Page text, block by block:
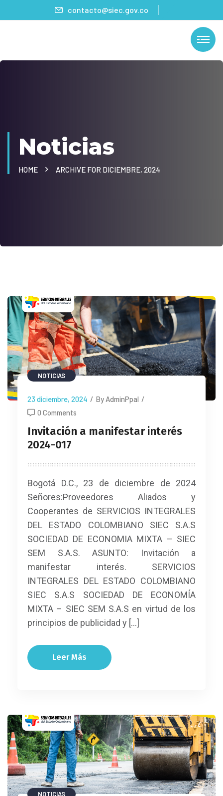
contacto@siec.gov.co
Noticias
HOME ARCHIVE FOR DICIEMBRE, 2024
NOTICIAS
23 diciembre, 2024 / By AdminPpal /
0 Comments
Invitación a manifestar interés
2024-017
Bogotá D.C., 23 de diciembre de 2024
Señores:Proveedores Aliados y
Cooperantes de SERVICIOS INTEGRALES
DEL ESTADO COLOMBIANO SIEC S.A.S
SOCIEDAD DE ECONOMIA MIXTA – SIEC
SEM S.A.S. ASUNTO: Invitación a
manifestar interés. SERVICIOS
INTEGRALES DEL ESTADO COLOMBIANO
SIEC S.A.S SOCIEDAD DE ECONOMÍA
MIXTA – SIEC SEM S.A.S en virtud de los
principios de publicidad y […]
Leer Más
NOTICIAS